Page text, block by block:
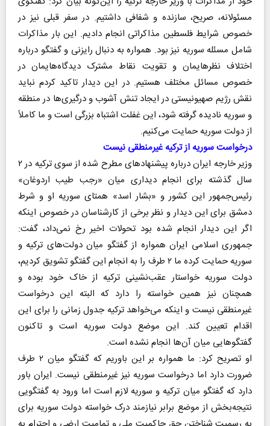
مسئولانه، صریح، سازنده و شفافی داشتیم. در سفر قبلی نیز در
خصوص شرایط فلسطین مذاکراتی انجام دادیم. این بار مذاکرات
شامل مسئله سوریه نیز بود. همواره به دنبال رایزنی و گفتگو درباره
اختلاف نظرهایمان و تقویت نقاط مشترک دیدگاه‌هایمان در
خصوص مسائل مختلف هستیم. در این دیدار تاکید کردم نباید
نقش رژیم صهیونیستی در ایجاد تنش آشوب و درگیری‌ها در منطقه
و سوریه نادیده گرفته شود، این غفلت اشتباه بزرگی است و ما کاملاً
از دولت سوریه حمایت می‌کنیم.
درخواست سوریه از ترکیه غیرمنطقی نیست
وزیر خارجه ایران درباره پیشنهادهای مطرح شده از سوی ترکیه در ۲
سال گذشته برای انجام دیداری میان «رجب طیب اردوغان»
رئیس‌جمهور این کشور و «بشار اسد» همتای سوریه او و شرط
دمشق برای این دیدار و نظر برخی از کارشناسان در خصوص اینکه
اگر این دیدار انجام شده بود تحولات اخیر رخ نمی‌داد، گفت:
جمهوری اسلامی ایران همواره از گفتگو میان دولت‌های ترکیه و
سوریه حمایت کرده ما ۲ طرف را به انجام این گفتگو تشویق کردیم،
دولت سوریه خواستار عقب‌نشینی ترکیه از خاک خود بوده و
همچنان نیز همین خواسته را دارد که البته این درخواست
غیرمنطقی نیست و اینکه می‌خواهد ترکیه جدول زمانی را برای این
اقدام تعیین کند. این موضع دولت سوریه است و تاکنون
گفتگوهایی میان آن‌ها انجام نشده است.
او تصریح کرد: ما همواره بر این باوریم که گفتگو میان ۲ طرف
ضرورت دارد اما درخواست سوریه نیز غیرمنطقی نیست. ایران باور
دارد که گفتگو میان ترکیه و سوریه لازم است اما ورود به گفتگویی
نتیجه‌بخش از موضع برابر نیازمند درک خواسته دولت سوریه برای